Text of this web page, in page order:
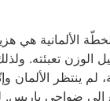
1914 كانت الخطّة
تعبئته.
لم ينتظر الألمان
إلى ضواحي باريس.